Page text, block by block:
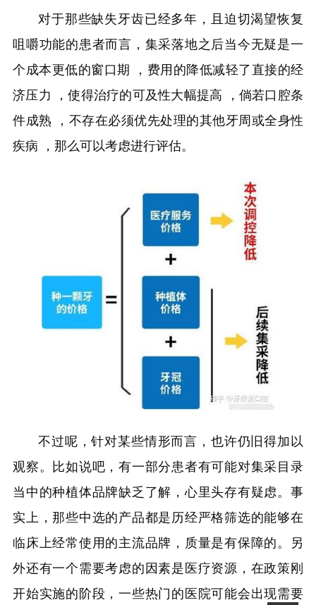
对于那些缺失牙齿已经多年，且迫切渴望恢复
咀嚼功能的患者而言，集采落地之后当今无疑是一
个成本更低的窗口期 ，费用的降低减轻了直接的经
济压力 ，使得治疗的可及性大幅提高 ，倘若口腔条
件成熟 ，不存在必须优先处理的其他牙周或全身性
疾病 ，那么可以考虑进行评估。
不过呢，针对某些情形而言，也许仍旧得加以
观察。比如说吧，有一部分患者有可能对集采目录
当中的种植体品牌缺乏了解，心里头存有疑虑。事
实上，那些中选的产品都是历经严格筛选的能够在
临床上经常使用的主流品牌，质量是有保障的。另
外还有一个需要考虑的因素是医疗资源，在政策刚
开始实施的阶段，一些热门的医院可能会出现需要